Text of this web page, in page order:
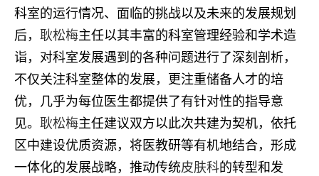
科室的运行情况、面临的挑战以及未来的发展规划
后， 耿松梅主任以其丰富的科室管理经验和学术造
诣，对科室发展遇到的各种问题进行了深刻剖析，
不仅关注科室整体的发展，更注重储备人才的培
优，几乎为每位医生都提供了有针对性的指导意
见。 耿松梅主任建议双方以此次共建为契机，依托
区中建设优质资源，将医教研等有机地结合，形成
一体化的发展战略，推动传统皮肤科的转型和发